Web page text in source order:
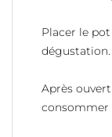
Placer le
dégustation.
Après
consommer